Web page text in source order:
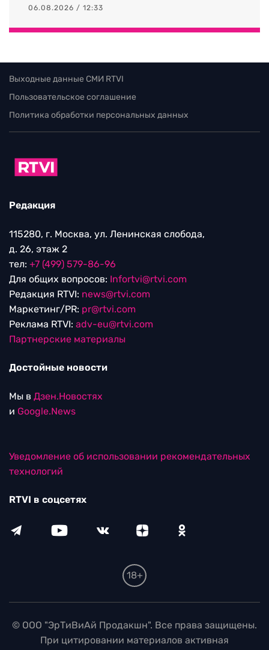
06.08.2026 / 12:33
Выходные данные СМИ RTVI
Пользовательское соглашение
Политика обработки персональных данных
Редакция
115280, г. Москва, ул. Ленинская слобода,
д. 26, этаж 2
тел: +7 (499) 579-86-96
Для общих вопросов: Infortvi@rtvi.com
Редакция RTVI: news@rtvi.com
Маркетинг/PR: pr@rtvi.com
Реклама RTVI: adv-eu@rtvi.com
Партнерские материалы
Достойные новости
Мы в Дзен.Новостях
и Google.News
Уведомление об использовании рекомендательных
технологий
RTVI в соцсетях
18+
© ООО "ЭрТиВиАй Продакшн". Все права защищены.
При цитировании материалов активная